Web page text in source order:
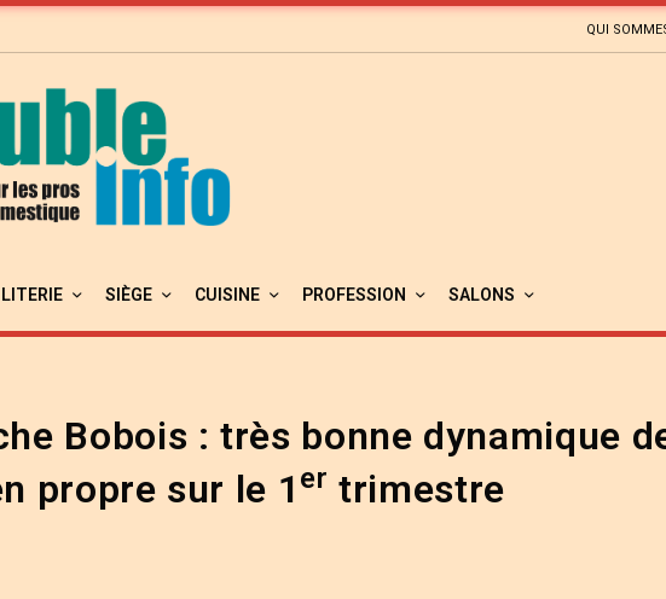
QUI
LITERIE SIÈGE CUISINE PROFESSION SALONS
Bobois : très bonne dynamique
propre sur le 1 er trimestre